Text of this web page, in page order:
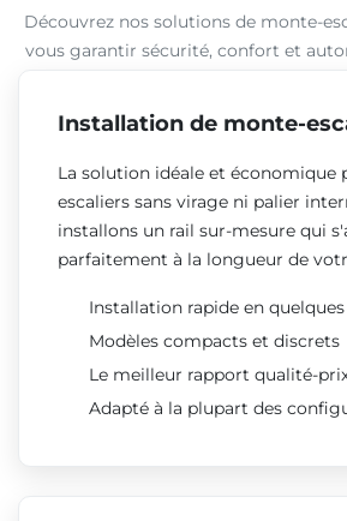
Découvrez nos solutions de monte-
vous garantir sécurité, confort et
Installation de monte-
La solution idéale et économique
escaliers sans virage ni palier
installons un rail sur-mesure qui
parfaitement à la longueur de
Installation rapide en
Modèles compacts et discrets
Le meilleur rapport qualité-
Adapté à la plupart des